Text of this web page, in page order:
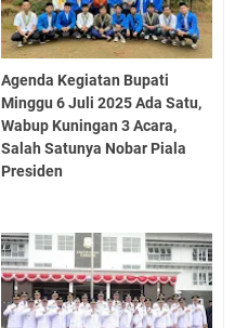
Agenda Kegiatan Bupati
Minggu 6 Juli 2025 Ada Satu,
Wabup Kuningan 3 Acara,
Salah Satunya Nobar Piala
Presiden